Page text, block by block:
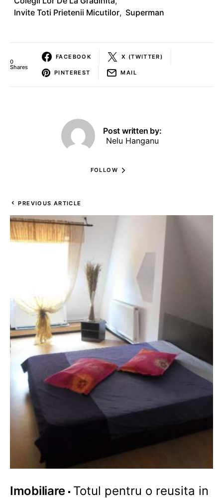
Invite Toti Prietenii Micutilor, Superman
0
Shares
FACEBOOK X (TWITTER)
PINTEREST MAIL
Post written by:
Nelu Hanganu
FOLLOW
PREVIOUS ARTICLE
Imobiliare Totul pentru o reusita in